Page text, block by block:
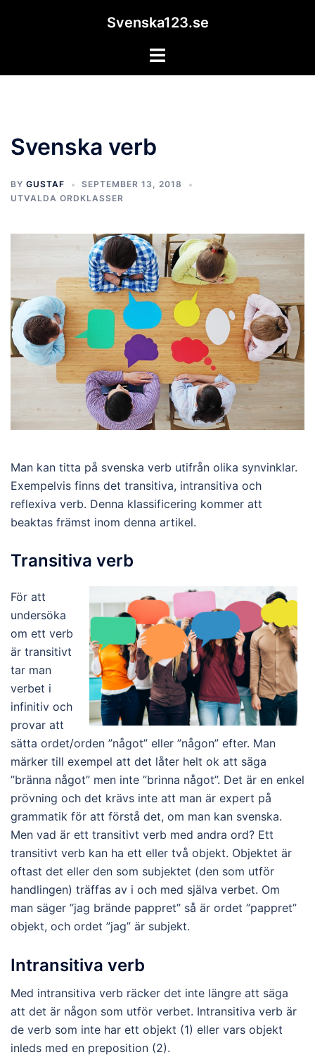
Svenska123.se
Toggle
Svenska verb
BY GUSTAF
SEPTEMBER 13, 2018
UTVALDA ORDKLASSER
Man kan titta på svenska verb utifrån olika synvinklar.
Exempelvis finns det transitiva, intransitiva och
reflexiva verb. Denna klassificering kommer att
beaktas främst inom denna artikel.
Transitiva verb
För att
undersöka
om ett verb
är transitivt
tar man
verbet i
infinitiv och
provar att
sätta ordet/orden ”något” eller ”någon” efter. Man
märker till exempel att det låter helt ok att säga
”bränna något” men inte ”brinna något”. Det är en enkel
prövning och det krävs inte att man är expert på
grammatik för att förstå det, om man kan svenska.
Men vad är ett transitivt verb med andra ord? Ett
transitivt verb kan ha ett eller två objekt. Objektet är
oftast det eller den som subjektet (den som utför
handlingen) träffas av i och med själva verbet. Om
man säger ”jag brände pappret” så är ordet ”pappret”
objekt, och ordet ”jag” är subjekt.
Intransitiva verb
Med intransitiva verb räcker det inte längre att säga
att det är någon som utför verbet. Intransitiva verb är
de verb som inte har ett objekt (1) eller vars objekt
inleds med en preposition (2).